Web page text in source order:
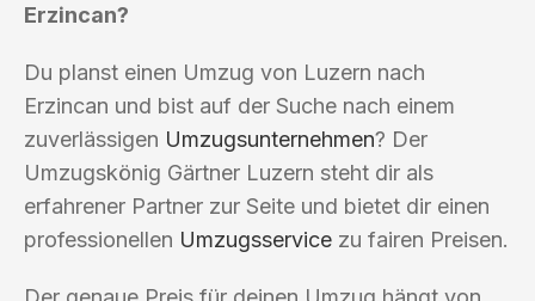
Erzincan?
Du planst einen Umzug von Luzern nach
Erzincan und bist auf der Suche nach einem
zuverlässigen Umzugsunternehmen? Der
Umzugskönig Gärtner Luzern steht dir als
erfahrener Partner zur Seite und bietet dir einen
professionellen Umzugsservice zu fairen Preisen.